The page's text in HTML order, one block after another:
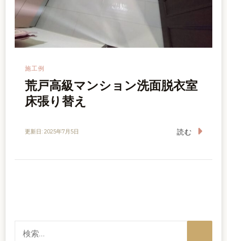
施工例
荒戸高級マンション洗面脱衣室
床張り替え
更新日: 2025年7月5日 読む